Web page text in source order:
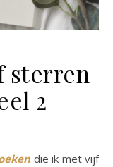
sterren
2
die ik met vijf